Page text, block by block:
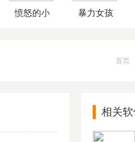
愤怒的小 暴力女孩
首页
相关